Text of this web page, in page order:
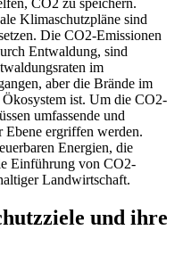
CO2 zu speichern.
Klimaschutzpläne sind
Die CO2-Emissionen
Entwaldung, sind
im
aber die Brände im
Ökosystem ist. Um die CO2-
umfassende und
ergriffen werden.
Energien, die
Einführung von CO2-
Landwirtschaft.
und ihre